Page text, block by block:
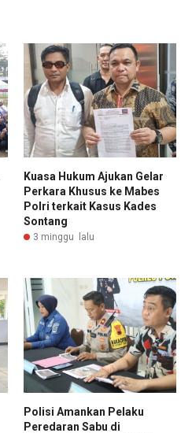
Kuasa Hukum Ajukan Gelar
Perkara Khusus ke Mabes
Polri terkait Kasus Kades
Sontang
3 minggu lalu
Polisi Amankan Pelaku
Peredaran Sabu di